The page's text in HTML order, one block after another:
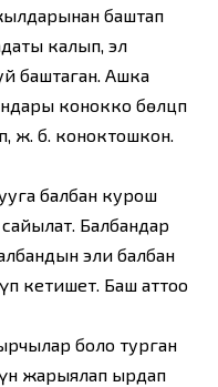
баштап
калып, эл
баштаган. Ашка
конокко бөлцп
ж. б. коноктошкон.
балбан курош
Балбандар
эли балбан
кетишет. Баш аттоо
боло турган
жарыялап ырдап